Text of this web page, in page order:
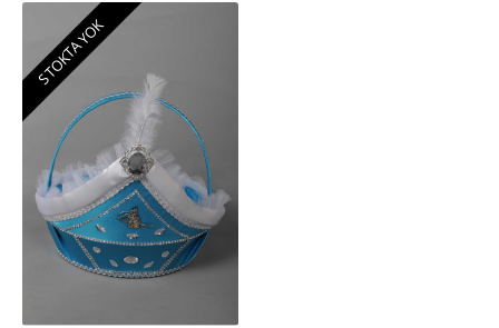
STOKTA YOK